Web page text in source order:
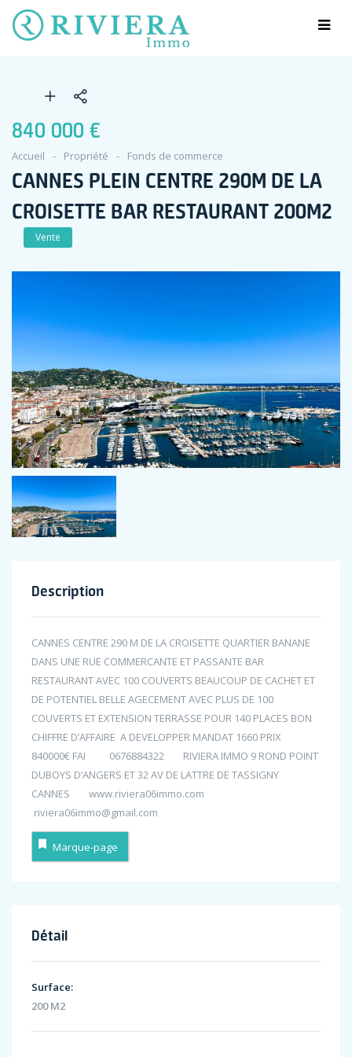
840 000 €
Accueil Propriété Fonds de commerce
CANNES PLEIN CENTRE 290M DE LA
CROISETTE BAR RESTAURANT 200M2
Vente
Description
CANNES CENTRE 290 M DE LA CROISETTE QUARTIER BANANE
DANS UNE RUE COMMERCANTE ET PASSANTE BAR
RESTAURANT AVEC 100 COUVERTS BEAUCOUP DE CACHET ET
DE POTENTIEL BELLE AGECEMENT AVEC PLUS DE 100
COUVERTS ET EXTENSION TERRASSE POUR 140 PLACES BON
CHIFFRE D’AFFAIRE A DEVELOPPER MANDAT 1660 PRIX
840000€ FAI 0676884322 RIVIERA IMMO 9 ROND POINT
DUBOYS D’ANGERS ET 32 AV DE LATTRE DE TASSIGNY
CANNES www.riviera06immo.com
riviera06immo@gmail.com
Marque-page
Détail
Surface:
200 M2